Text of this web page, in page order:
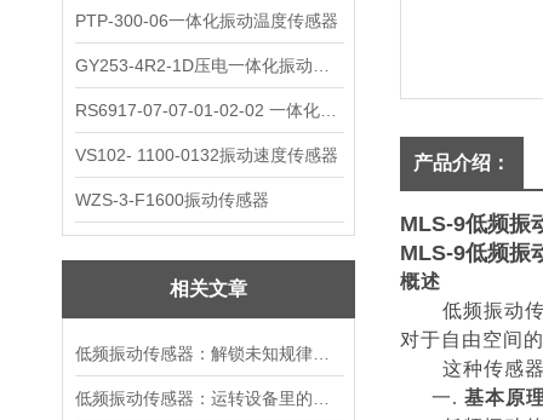
PTP-300-06一体化振动温度传感器
VS102- 1100-0132振动速度传感器
WZS-3-F1600振动传感器
相关文章
产品介绍：
MLS-9低频振
MLS-9低频振
概述
低频振动
对于自由空间
这种传感
一. 基本原